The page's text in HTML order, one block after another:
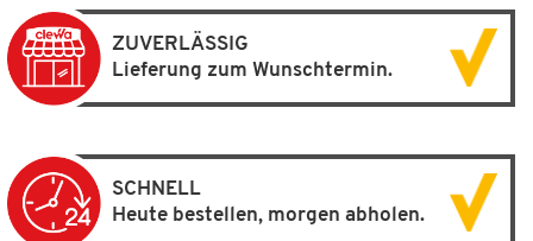
ZUVERLÄSSIG
Lieferung zum Wunschtermin.
SCHNELL
Heute bestellen, morgen abholen.